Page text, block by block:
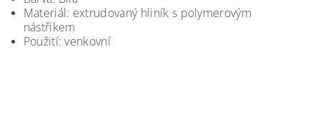
Materiál: extrudovaný hliník s polymerovým
nástřikem
Použití: venkovní